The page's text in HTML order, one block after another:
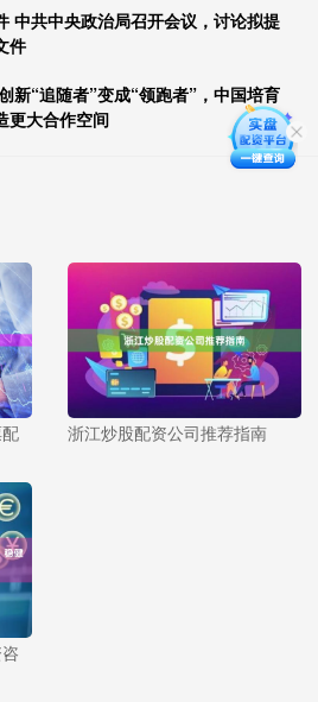
中共中央政治局召开会议，讨论拟提
件
新“追随者”变成“领跑者”，中国培育
更大合作空间
浙江炒股配资公司推荐指南